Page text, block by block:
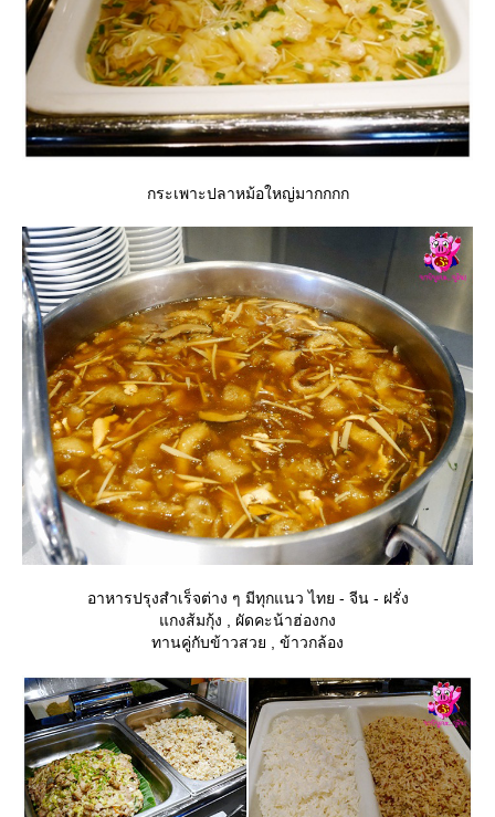
กระเพาะปลาหม้อใหญ่มากกกก
อาหารปรุงสำเร็จต่าง ๆ มีทุกแนว ไทย - จีน - ฝรั่ง
กงส้มกุ้ง , ผัดคะน้าฮ่องกง
ทานคู่กับข้าวสวย , ข้าวกล้อง